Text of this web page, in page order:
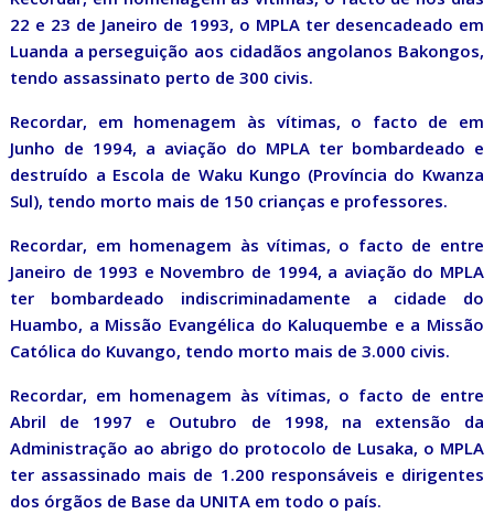
22 e 23 de Janeiro de 1993, o MPLA ter desencadeado em
Luanda a perseguição aos cidadãos angolanos Bakongos,
tendo assassinato perto de 300 civis.
Recordar, em homenagem às vítimas, o facto de em
Junho de 1994, a aviação do MPLA ter bombardeado e
destruído a Escola de Waku Kungo (Província do Kwanza
Sul), tendo morto mais de 150 crianças e professores.
Recordar, em homenagem às vítimas, o facto de entre
Janeiro de 1993 e Novembro de 1994, a aviação do MPLA
ter bombardeado indiscriminadamente a cidade do
Huambo, a Missão Evangélica do Kaluquembe e a Missão
Católica do Kuvango, tendo morto mais de 3.000 civis.
Recordar, em homenagem às vítimas, o facto de entre
Abril de 1997 e Outubro de 1998, na extensão da
Administração ao abrigo do protocolo de Lusaka, o MPLA
ter assassinado mais de 1.200 responsáveis e dirigentes
dos órgãos de Base da UNITA em todo o país.